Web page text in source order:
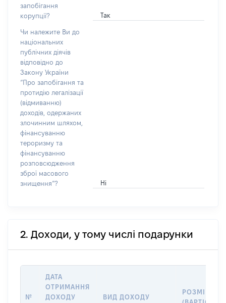
запобігання
корупції?
Так
Чи належите Ви до
національних
публічних діячів
відповідно до
Закону України
“Про запобігання та
протидію легалізації
(відмиванню)
доходів, одержаних
злочинним шляхом,
фінансуванню
тероризму та
фінансуванню
розповсюдження
зброї масового
знищення”?
Ні
2. Доходи, у тому числі подарунки
№
ДАТА
ОТРИМАННЯ
ДОХОДУ
ВИД ДОХОДУ
РОЗМІР